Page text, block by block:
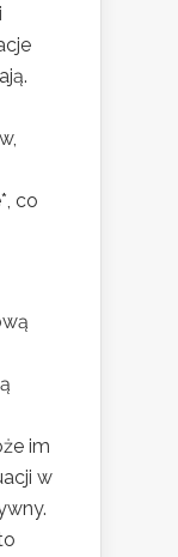
co
im
w